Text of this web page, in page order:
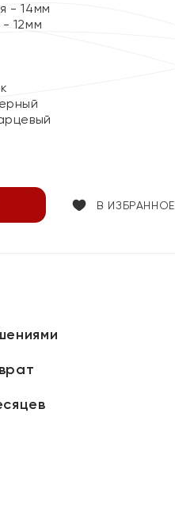
- 14мм
12мм
В ИЗБРАННОЕ